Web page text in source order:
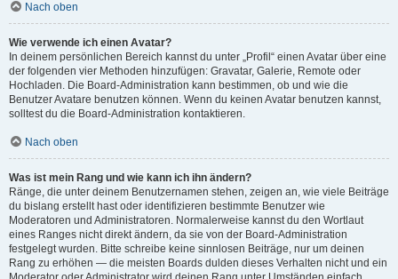
Nach oben
Wie verwende ich einen Avatar?
In deinem persönlichen Bereich kannst du unter „Profil“ einen Avatar über eine
der folgenden vier Methoden hinzufügen: Gravatar, Galerie, Remote oder
Hochladen. Die Board-Administration kann bestimmen, ob und wie die
Benutzer Avatare benutzen können. Wenn du keinen Avatar benutzen kannst,
solltest du die Board-Administration kontaktieren.
Nach oben
Was ist mein Rang und wie kann ich ihn ändern?
Ränge, die unter deinem Benutzernamen stehen, zeigen an, wie viele Beiträge
du bislang erstellt hast oder identifizieren bestimmte Benutzer wie
Moderatoren und Administratoren. Normalerweise kannst du den Wortlaut
eines Ranges nicht direkt ändern, da sie von der Board-Administration
festgelegt wurden. Bitte schreibe keine sinnlosen Beiträge, nur um deinen
Rang zu erhöhen — die meisten Boards dulden dieses Verhalten nicht und ein